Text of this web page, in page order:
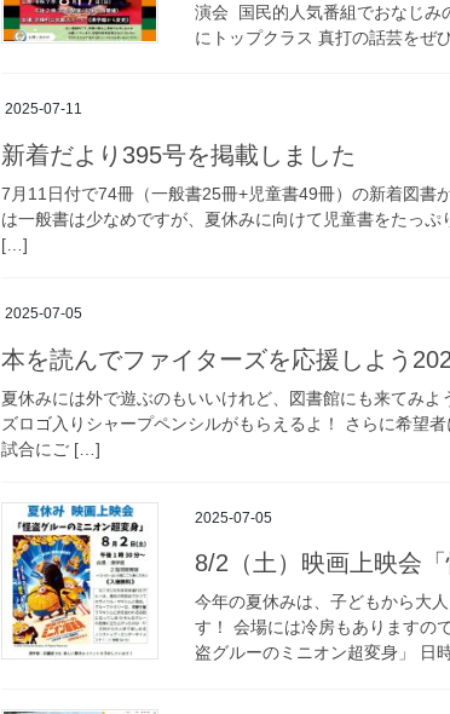
演会 国民的人気番組でおなじみ
にトップクラス 真打の話芸をぜ
2025-07-11
新着だより395号を掲載しました
7月11日付で74冊（一般書25冊+児童書49冊）の新着図
は一般書は少なめですが、夏休みに向けて児童書をたっ
[…]
2025-07-05
本を読んでファイターズを応援しよう
夏休みには外で遊ぶのもいいけれど、図書館にも来てみ
ズロゴ入りシャープペンシルがもらえるよ！ さらに希望
試合にご […]
2025-07-05
8/2（土）映画上映会
今年の夏休みは、子どもから大
す！ 会場には冷房もありますの
盗グルーのミニオン超変身」 日